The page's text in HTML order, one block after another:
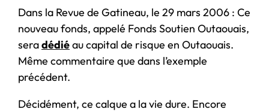
Dans la Revue de Gatineau, le 29 mars 2006 : Ce
nouveau fonds, appelé Fonds Soutien Outaouais,
seradédiéau capital de risque en Outaouais.
Même commentaire que dans l’exemple
précédent.
Décidément, ce calque a la vie dure. Encore